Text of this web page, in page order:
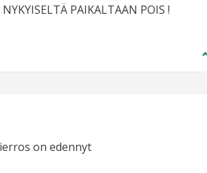
PAIKALTAAN POIS !
on edennyt